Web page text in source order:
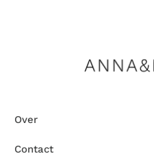
Over
Contact